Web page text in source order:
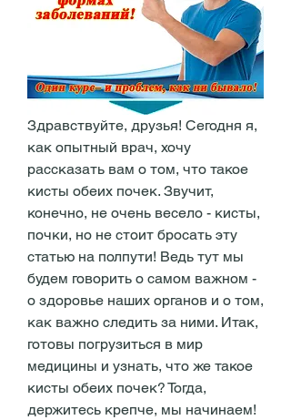
Здравствуйте, друзья! Сегодня я,
как опытный врач, хочу
рассказать вам о том, что такое
кисты обеих почек. Звучит,
конечно, не очень весело - кисты,
почки, но не стоит бросать эту
статью на полпути! Ведь тут мы
будем говорить о самом важном -
о здоровье наших органов и о том,
как важно следить за ними. Итак,
готовы погрузиться в мир
медицины и узнать, что же такое
кисты обеих почек? Тогда,
держитесь крепче, мы начинаем!